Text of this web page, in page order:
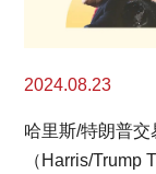
2024.08.23
哈里斯/特朗普交
（Harris/Trump